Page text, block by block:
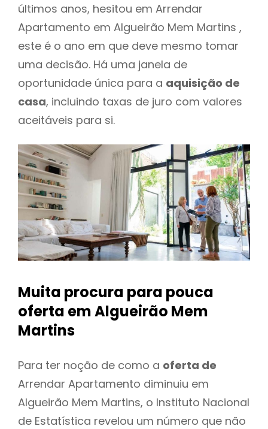
últimos anos, hesitou em Arrendar
Apartamento em Algueirão Mem Martins ,
este é o ano em que deve mesmo tomar
uma decisão. Há uma janela de
oportunidade única para a aquisição de
casa, incluindo taxas de juro com valores
aceitáveis para si.
Muita procura para pouca
oferta em Algueirão Mem
Martins
Para ter noção de como a oferta de
Arrendar Apartamento diminuiu em
Algueirão Mem Martins, o Instituto Nacional
de Estatística revelou um número que não